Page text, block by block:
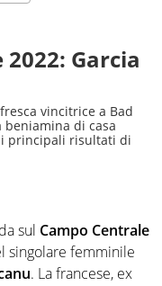
Garcia
vincitrice a Bad
di casa
principali risultati di
sul Campo Centrale
singolare femminile
. La francese, ex